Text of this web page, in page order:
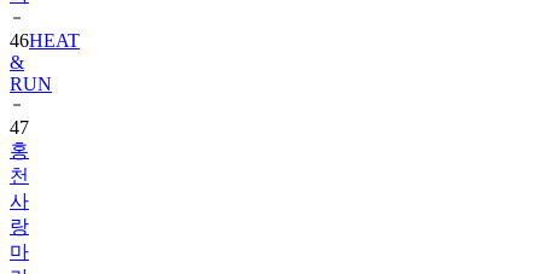
46HEAT
&
RUN
47
홍
천
사
랑
마